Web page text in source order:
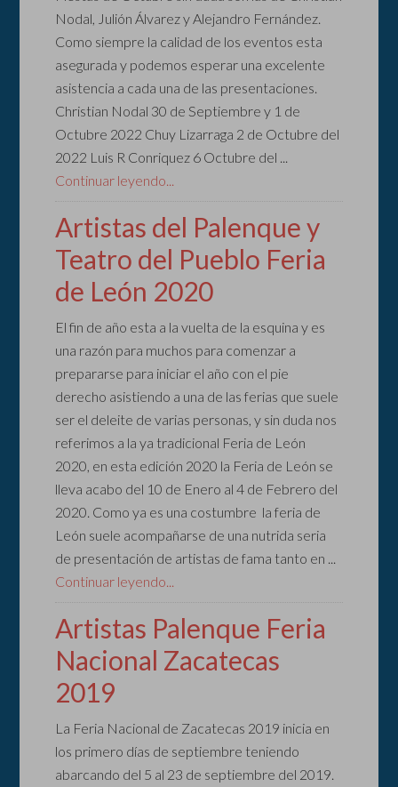
Nodal, Julión Álvarez y Alejandro Fernández.
Como siempre la calidad de los eventos esta
asegurada y podemos esperar una excelente
asistencia a cada una de las presentaciones.
Christian Nodal 30 de Septiembre y 1 de
Octubre 2022 Chuy Lizarraga 2 de Octubre del
2022 Luis R Conriquez 6 Octubre del ...
Continuar leyendo...
Artistas del Palenque y
Teatro del Pueblo Feria
de León 2020
El fin de año esta a la vuelta de la esquina y es
una razón para muchos para comenzar a
prepararse para iniciar el año con el pie
derecho asistiendo a una de las ferias que suele
ser el deleite de varias personas, y sin duda nos
referimos a la ya tradicional Feria de León
2020, en esta edición 2020 la Feria de León se
lleva acabo del 10 de Enero al 4 de Febrero del
2020. Como ya es una costumbre la feria de
León suele acompañarse de una nutrida seria
de presentación de artistas de fama tanto en ...
Continuar leyendo...
Artistas Palenque Feria
Nacional Zacatecas
2019
La Feria Nacional de Zacatecas 2019 inicia en
los primero días de septiembre teniendo
abarcando del 5 al 23 de septiembre del 2019.